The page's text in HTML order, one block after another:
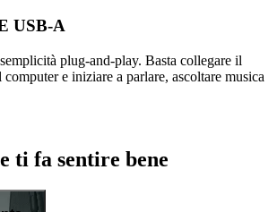
USB-A
plug-and-play. Basta collegare il
e iniziare a parlare, ascoltare musica
ti fa sentire bene